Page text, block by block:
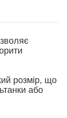
розмір, що
або